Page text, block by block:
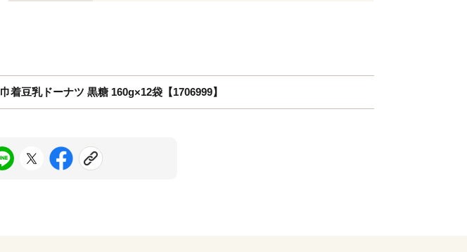
巾着豆乳ドーナツ 黒糖 160g×12袋【1706999】